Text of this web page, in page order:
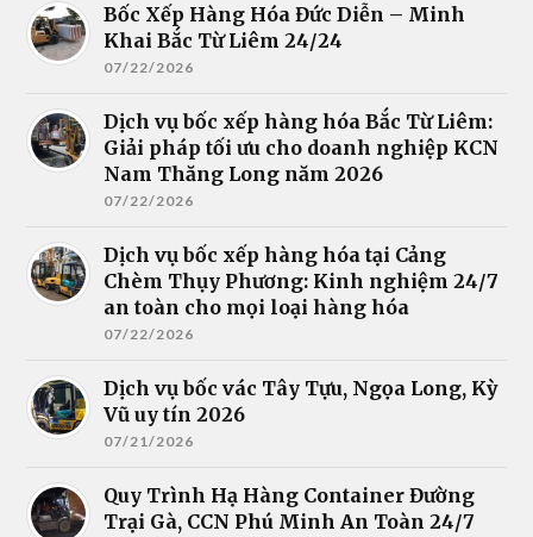
Bốc Xếp Hàng Hóa Đức Diễn – Minh
Khai Bắc Từ Liêm 24/24
07/22/2026
Dịch vụ bốc xếp hàng hóa Bắc Từ Liêm:
Giải pháp tối ưu cho doanh nghiệp KCN
Nam Thăng Long năm 2026
07/22/2026
Dịch vụ bốc xếp hàng hóa tại Cảng
Chèm Thụy Phương: Kinh nghiệm 24/7
an toàn cho mọi loại hàng hóa
07/22/2026
Dịch vụ bốc vác Tây Tựu, Ngọa Long, Kỳ
Vũ uy tín 2026
07/21/2026
Quy Trình Hạ Hàng Container Đường
Trại Gà, CCN Phú Minh An Toàn 24/7